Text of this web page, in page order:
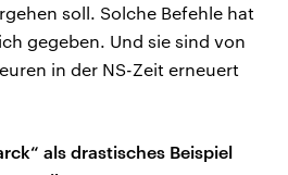
soll. Solche Befehle hat
gegeben. Und sie sind von
in der NS-Zeit erneuert
als drastisches Beispiel